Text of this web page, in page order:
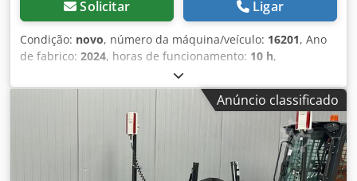
Solicitar Ligar
Condição: novo, número da máquina/veículo: 16201, Ano
de fabrico: 2024, horas de funcionamento: 10 h,
2.500 kg, altura de elevação:
mm, elevação livre:1.350 mm, centro de carga:500 mm,
, comprimento do garfo:
, dimensão do pneu dianteiro: 28x9-15 Sit,
tamanho do pneu traseiro:
6.50-10 Standard
, peso total:
, tipo de motor: Diesel, fabricante: Bobcat Dwodjxu
St Aopfx Ablsa
Anúncio classificado